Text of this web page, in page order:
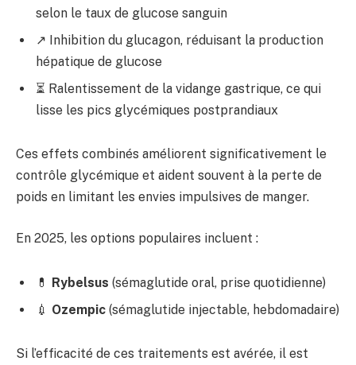
selon le taux de glucose sanguin
↗️ Inhibition du glucagon, réduisant la production
hépatique de glucose
⏳ Ralentissement de la vidange gastrique, ce qui
lisse les pics glycémiques postprandiaux
Ces effets combinés améliorent significativement le
contrôle glycémique et aident souvent à la perte de
poids en limitant les envies impulsives de manger.
En 2025, les options populaires incluent :
💊 Rybelsus (sémaglutide oral, prise quotidienne)
💉 Ozempic (sémaglutide injectable, hebdomadaire)
Si l’efficacité de ces traitements est avérée, il est